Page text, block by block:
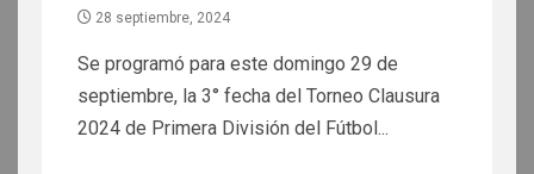
28 septiembre, 2024
Se programó para este domingo 29 de
septiembre, la 3° fecha del Torneo Clausura
2024 de Primera División del Fútbol...